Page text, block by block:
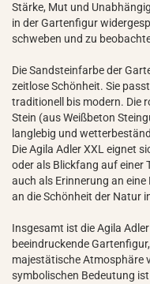
Stärke, Mut und
in der Gartenfigur
schweben und zu
Die Sandsteinfarbe der
zeitlose Schönheit. Sie
traditionell bis modern. Die
Stein (aus Weißbeton
langlebig und
Die Agila Adler XXL eignet
oder als Blickfang auf einer
auch als Erinnerung an eine
an die Schönheit der Natur
Insgesamt ist die Agila
beeindruckende
majestätische Atmosphäre
symbolischen Bedeutung